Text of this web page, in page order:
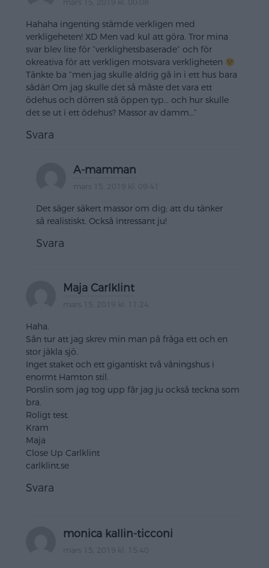
mars 15, 2019 kl. 00:08
Hahaha ingenting stämde verkligen med
verkligeheten! XD Men vad kul att göra. Tror mina
svar blev lite för ”verklighetsbaserade” och för
okreativa för att verkligen motsvara verkligheten
Tänkte ba ”men jag skulle aldrig gå in i ett hus bara
sådär! Om jag skulle det så måste det vara ett
ödehus och dörren stå öppen typ… och hur skulle
det se ut i ett ödehus? Massor av damm…”
Svara
A-mamman
mars 15, 2019 kl. 09:41
Det säger säkert massor om dig; att du tänker
så realistiskt. Också intressant ju!
Svara
Maja Carlklint
mars 15, 2019 kl. 11:24
Haha.
Sån tur att jag skrev min man på fråga ett och en
stor jäkla sjö.
Inget staket och ett gigantiskt två våningshus i
enormt Hamton stil.
Porslin som jag tog upp får jag ju också teckna som
bra.
Roligt test.
Kram
Maja
Close Up Carlklint
carlklint.se
Svara
monica kallin-ticconi
mars 15, 2019 kl. 15:40